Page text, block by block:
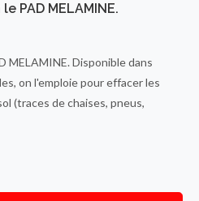
PAD MELAMINE.
MELAMINE. Disponible dans
on l'emploie pour effacer les
(traces de chaises, pneus,